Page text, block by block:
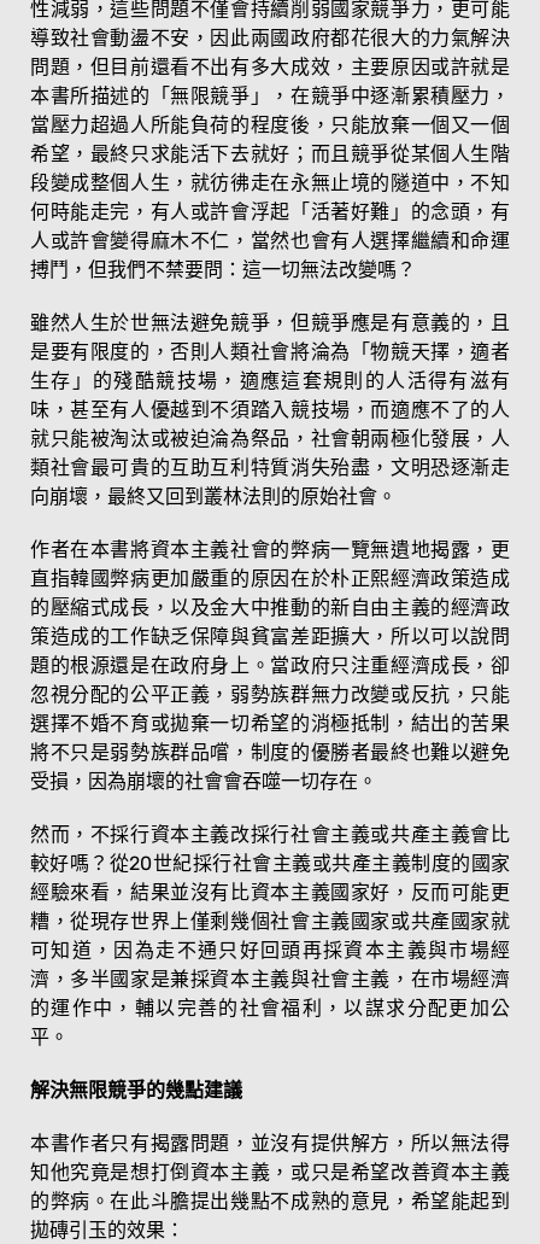
性減弱，這些問題不僅會持續削弱國家競爭力，更可能
導致社會動盪不安，因此兩國政府都花很大的力氣解決
問題，但目前還看不出有多大成效，主要原因或許就是
本書所描述的「無限競爭」，在競爭中逐漸累積壓力，
當壓力超過人所能負荷的程度後，只能放棄一個又一個
希望，最終只求能活下去就好；而且競爭從某個人生階
段變成整個人生，就彷彿走在永無止境的隧道中，不知
何時能走完，有人或許會浮起「活著好難」的念頭，有
人或許會變得麻木不仁，當然也會有人選擇繼續和命運
搏鬥，但我們不禁要問：這一切無法改變嗎？
雖然人生於世無法避免競爭，但競爭應是有意義的，且
是要有限度的，否則人類社會將淪為「物競天擇，適者
生存」的殘酷競技場，適應這套規則的人活得有滋有
味，甚至有人優越到不須踏入競技場，而適應不了的人
就只能被淘汰或被迫淪為祭品，社會朝兩極化發展，人
類社會最可貴的互助互利特質消失殆盡，文明恐逐漸走
向崩壞，最終又回到叢林法則的原始社會。
作者在本書將資本主義社會的弊病一覽無遺地揭露，更
直指韓國弊病更加嚴重的原因在於朴正熙經濟政策造成
的壓縮式成長，以及金大中推動的新自由主義的經濟政
策造成的工作缺乏保障與貧富差距擴大，所以可以說問
題的根源還是在政府身上。當政府只注重經濟成長，卻
忽視分配的公平正義，弱勢族群無力改變或反抗，只能
選擇不婚不育或拋棄一切希望的消極抵制，結出的苦果
將不只是弱勢族群品嚐，制度的優勝者最終也難以避免
受損，因為崩壞的社會會吞噬一切存在。
然而，不採行資本主義改採行社會主義或共產主義會比
較好嗎？從20世紀採行社會主義或共產主義制度的國家
經驗來看，結果並沒有比資本主義國家好，反而可能更
糟，從現存世界上僅剩幾個社會主義國家或共產國家就
可知道，因為走不通只好回頭再採資本主義與市場經
濟，多半國家是兼採資本主義與社會主義，在市場經濟
的運作中，輔以完善的社會福利，以謀求分配更加公
平。
解決無限競爭的幾點建議
本書作者只有揭露問題，並沒有提供解方，所以無法得
知他究竟是想打倒資本主義，或只是希望改善資本主義
的弊病。在此斗膽提出幾點不成熟的意見，希望能起到
拋磚引玉的效果：